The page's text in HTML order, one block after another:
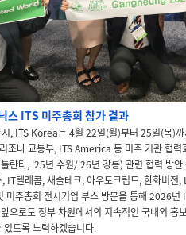
스 ITS 미주총회 참가 결과
시, ITS Korea는 4월 22일(월)부터 25일(목)
조나 교통부, ITS America 등 미주 기관 협
란타, '25년 수원/'26년 강릉) 관련 협력 방
IT텔레콤, 새솔테크, 아우토크립트, 한화비
미주총회 전시기업 부스 방문을 통해 2026년
으로도 정부 차원에서의 지속적인 국내외
있도록 노력하겠습니다.